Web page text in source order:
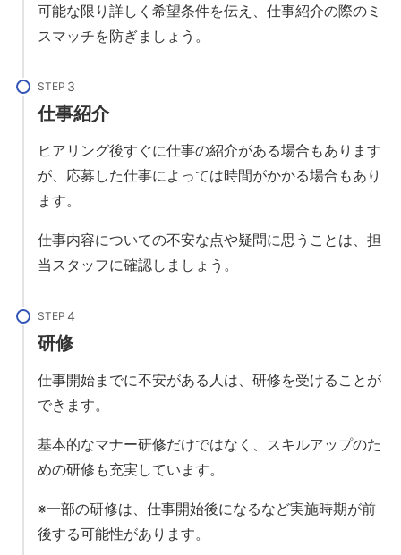
可能な限り詳しく希望条件を伝え、仕事紹介の際のミ
スマッチを防ぎましょう。
STEP
仕事紹介
ヒアリング後すぐに仕事の紹介がある場合もあります
が、応募した仕事によっては時間がかかる場合もあり
ます。
仕事内容についての不安な点や疑問に思うことは、担
当スタッフに確認しましょう。
STEP
研修
仕事開始までに不安がある人は、研修を受けることが
できます。
基本的なマナー研修だけではなく、スキルアップのた
めの研修も充実しています。
※一部の研修は、仕事開始後になるなど実施時期が前
後する可能性があります。